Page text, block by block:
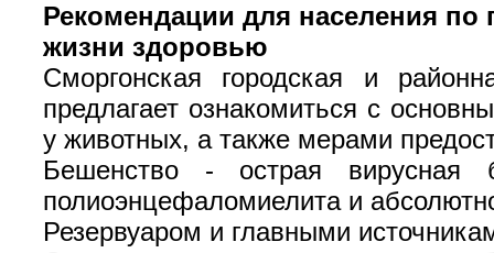
Рекомендации для населения
жизни здоровью
Сморгонская городская и
предлагает ознакомиться с
у животных, а также мерами
Бешенство - острая вирусная
полиоэнцефаломиелита и
Резервуаром и главными